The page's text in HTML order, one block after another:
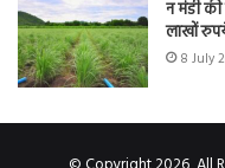
न मंडी
लाखों
8 July